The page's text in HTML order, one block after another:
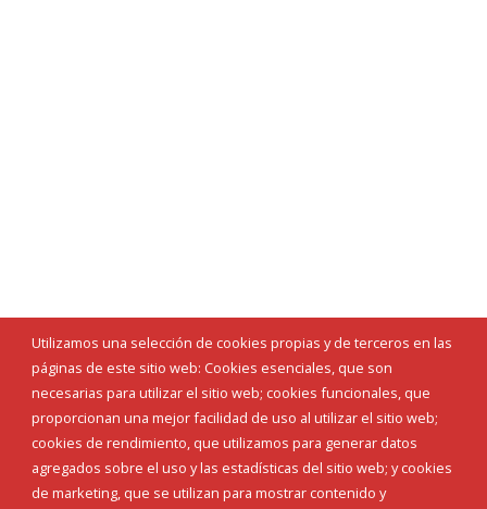
Utilizamos una selección de cookies propias y de terceros en las
páginas de este sitio web: Cookies esenciales, que son
necesarias para utilizar el sitio web; cookies funcionales, que
proporcionan una mejor facilidad de uso al utilizar el sitio web;
cookies de rendimiento, que utilizamos para generar datos
agregados sobre el uso y las estadísticas del sitio web; y cookies
de marketing, que se utilizan para mostrar contenido y